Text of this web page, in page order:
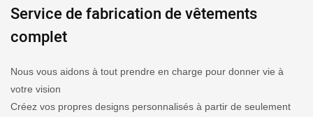
Service de fabrication de vêtements
complet
Nous vous aidons à tout prendre en charge pour donner vie à
votre vision
Créez vos propres designs personnalisés à partir de seulement